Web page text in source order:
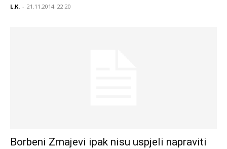
L.K. - 21.11.2014. 22:20
Borbeni Zmajevi ipak nisu uspjeli napraviti